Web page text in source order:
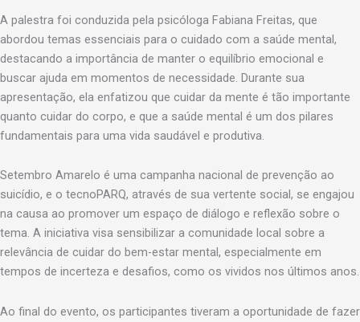
A palestra foi conduzida pela psicóloga Fabiana Freitas, que
abordou temas essenciais para o cuidado com a saúde mental,
destacando a importância de manter o equilíbrio emocional e
buscar ajuda em momentos de necessidade. Durante sua
apresentação, ela enfatizou que cuidar da mente é tão importante
quanto cuidar do corpo, e que a saúde mental é um dos pilares
fundamentais para uma vida saudável e produtiva.
Setembro Amarelo é uma campanha nacional de prevenção ao
suicídio, e o tecnoPARQ, através de sua vertente social, se engajou
na causa ao promover um espaço de diálogo e reflexão sobre o
tema. A iniciativa visa sensibilizar a comunidade local sobre a
relevância de cuidar do bem-estar mental, especialmente em
tempos de incerteza e desafios, como os vividos nos últimos anos.
Ao final do evento, os participantes tiveram a oportunidade de fazer